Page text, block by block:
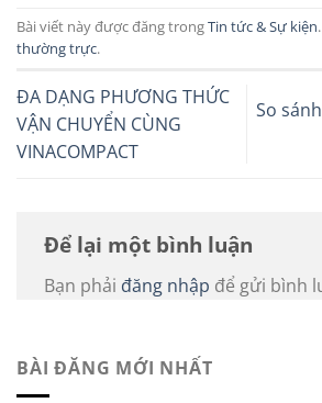
Bài viết này được đăng trongTin tức & Sự kiện
thường trực.
ĐA DẠNG PHƯƠNG THỨC
VẬN CHUYỂN CÙNG
VINACOMPACT
So
Để lại một bình luận
Bạn phải đăng nhập để gửi bình
BÀI ĐĂNG MỚI NHẤT